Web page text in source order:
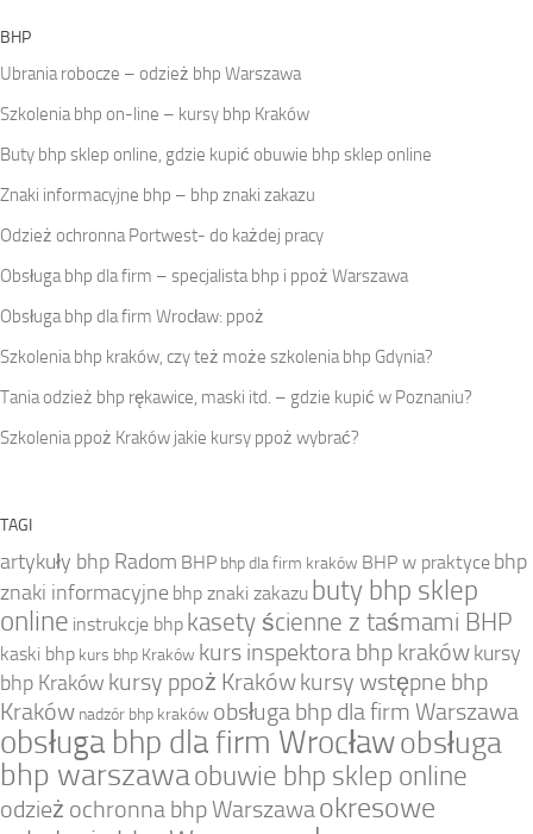
BHP
Ubrania robocze – odzież bhp Warszawa
Szkolenia bhp on-line – kursy bhp Kraków
Buty bhp sklep online, gdzie kupić obuwie bhp sklep online
Znaki informacyjne bhp – bhp znaki zakazu
Odzież ochronna Portwest- do każdej pracy
Obsługa bhp dla firm – specjalista bhp i ppoż Warszawa
Obsługa bhp dla firm Wrocław: ppoż
Szkolenia bhp kraków, czy też może szkolenia bhp Gdynia?
Tania odzież bhp rękawice, maski itd. – gdzie kupić w Poznaniu?
Szkolenia ppoż Kraków jakie kursy ppoż wybrać?
TAGI
artykuły bhp Radom BHP bhp dla firm kraków BHP w praktyce bhp
znaki informacyjne bhp znaki zakazu buty bhp sklep
online instrukcje bhp kasety ścienne z taśmami BHP
kaski bhp kurs bhp Kraków kurs inspektora bhp krakówkursy
bhp Kraków kursy ppoż Krakówkursy wstępne bhp
Kraków nadzór bhp kraków obsługa bhp dla firm Warszawa
obsługa bhp dla firm Wrocławobsługa
bhp warszawaobuwie bhp sklep online
odzież ochronna bhp Warszawaokresowe